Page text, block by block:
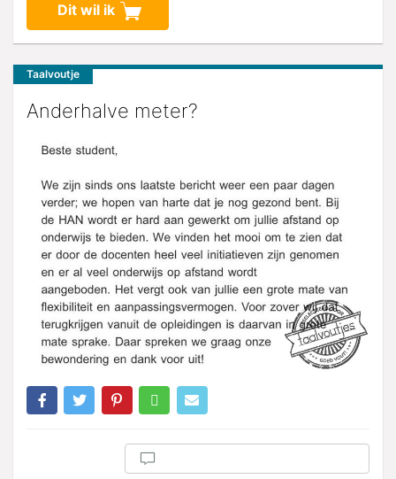
Dit wil ik
Taalvoutje
Anderhalve meter?